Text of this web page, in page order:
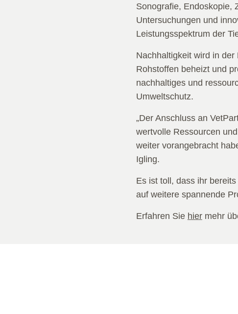
Sonografie, Endoskopie,
Untersuchungen und
Leistungsspektrum der
Nachhaltigkeit wird in
Rohstoffen beheizt und
nachhaltiges und
Umweltschutz.
„Der Anschluss an
wertvolle Ressourcen
weiter vorangebracht
Igling.
Es ist toll, dass ihr
auf weitere spannende
Erfahren Sie hiermehr